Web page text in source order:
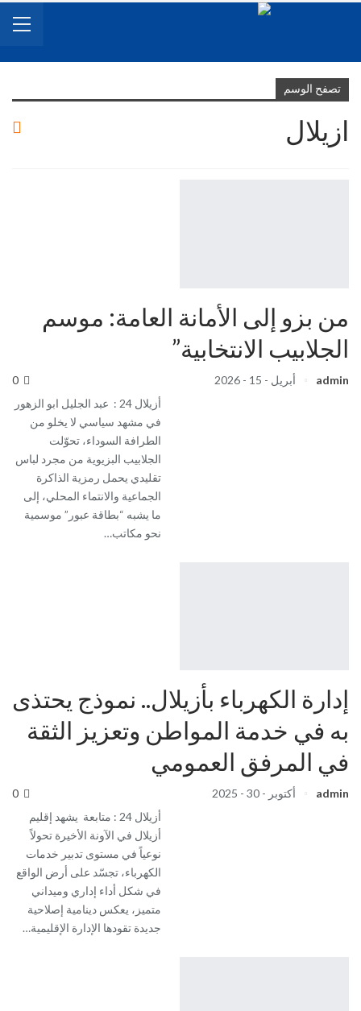
تصفح الوسم
ازيلال
من بزو إلى الأمانة العامة: موسم
الجلابيب الانتخابية”
admin أبريل - 15 - 2026
أزيلال 24 : عبد الجليل ابو الزهور
في مشهد سياسي لا يخلو من
الطرافة السوداء، تحوّلت
الجلابيب البزيوية من مجرد لباس
تقليدي يحمل رمزية الذاكرة
الجماعية والانتماء المحلي، إلى
ما يشبه “بطاقة عبور” موسمية
نحو مكاتب…
إدارة الكهرباء بأزيلال.. نموذج يحتذى
به في خدمة المواطن وتعزيز الثقة
في المرفق العمومي
admin أكتوبر - 30 - 2025
أزيلال 24 : متابعة يشهد إقليم
أزيلال في الآونة الأخيرة تحولاً
نوعياً في مستوى تدبير خدمات
الكهرباء، تجسّد على أرض الواقع
في شكل أداء إداري وميداني
متميز، يعكس دينامية إصلاحية
جديدة تقودها الإدارة الإقليمية…